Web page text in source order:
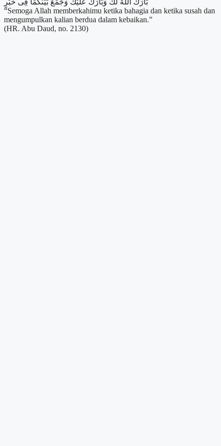
“Semoga Allah memberkahimu ketika bahagia dan ketika susah dan
mengumpulkan kalian berdua dalam kebaikan.”
(HR. Abu Daud, no. 2130)